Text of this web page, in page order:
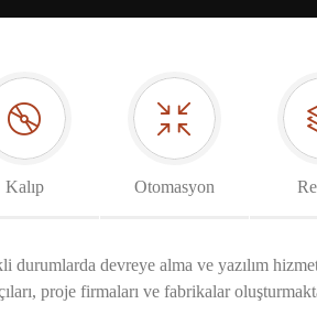
Kalıp Otomasyon
durumlarda devreye alma ve yazılım
proje firmaları ve fabrikalar